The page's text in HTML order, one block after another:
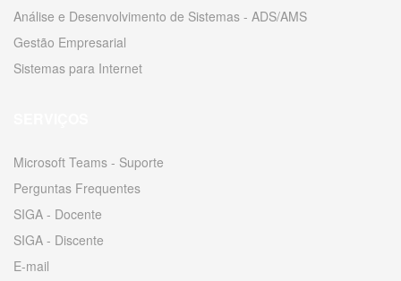
Análise e Desenvolvimento de Sistemas - ADS/AMS
Gestão Empresarial
Sistemas para Internet
Microsoft Teams - Suporte
Perguntas Frequentes
SIGA - Docente
SIGA - Discente
E-mail